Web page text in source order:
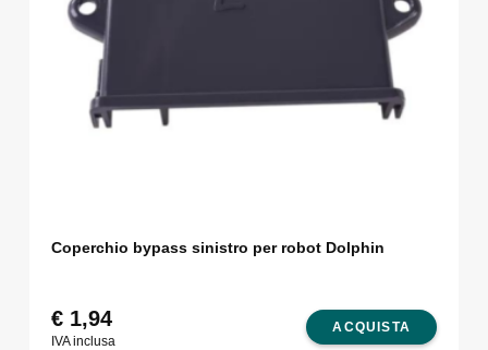
Coperchio bypass sinistro per robot Dolphin
ACQUISTA
€1,94
IVA inclusa